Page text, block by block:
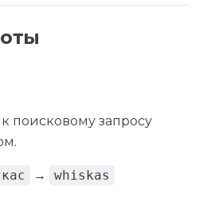
поисковому запросу
→ whiskas